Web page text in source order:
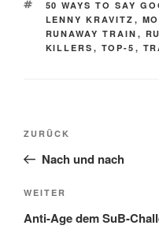
SCHLAGWÖRTER
50 WAYS TO SAY
LENNY KRAVITZ ,
RUNAWAY TRAIN ,
KILLERS , TOP-5 ,
Beitragsnavigation
Vorheriger
Beitrag
ZURÜCK
Nach und nach
Nächster
Beitrag
WEITER
Anti-Age dem SuB-